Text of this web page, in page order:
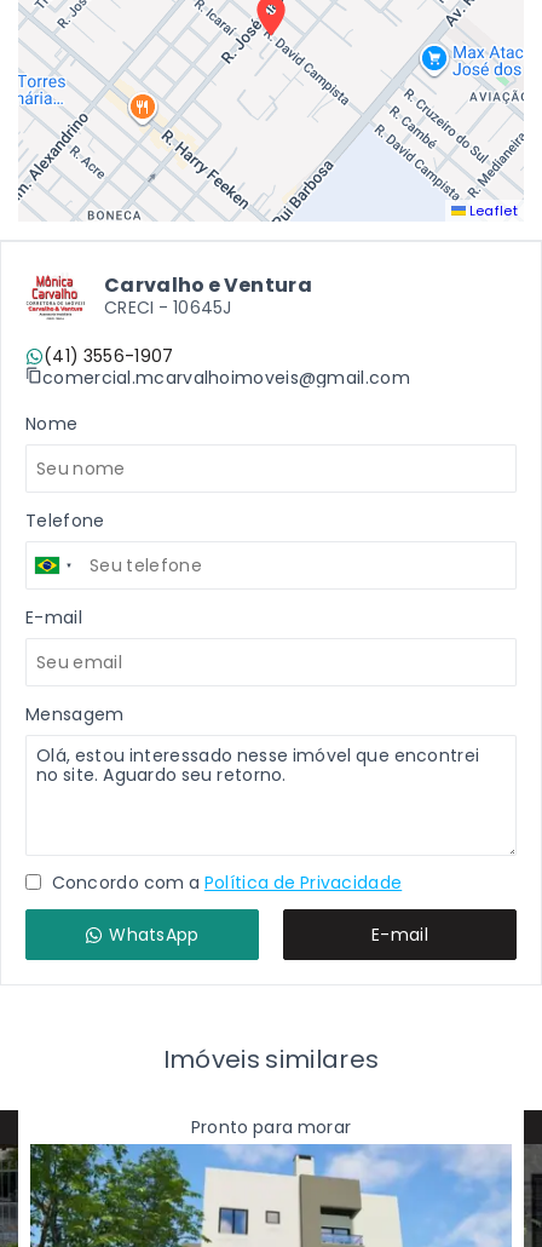
Leaflet
Carvalho e Ventura
CRECI - 10645J
(41) 3556-1907
comercial.mcarvalhoimoveis@gmail.com
Nome
Telefone
E-mail
Mensagem
Concordo com a Política de Privacidade
WhatsApp E-mail
Imóveis similares
Pronto para morar